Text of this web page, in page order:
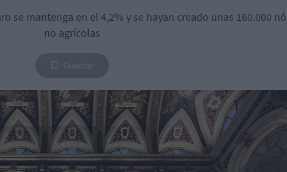
se mantenga en el 4,2% y se hayan creado unas 160.000
no agrícolas